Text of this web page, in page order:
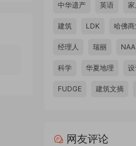
中华遗产 英语
建筑 LDK 哈佛
经理人 瑞丽
科学 华夏地理
FUDGE 建筑文摘
网友评论